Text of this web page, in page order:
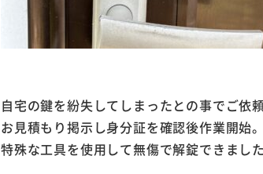
自宅の鍵を紛失してしまったとの事でご依
お見積もり掲示し身分証を確認後作業開始。
特殊な工具を使用して無傷で解錠できました